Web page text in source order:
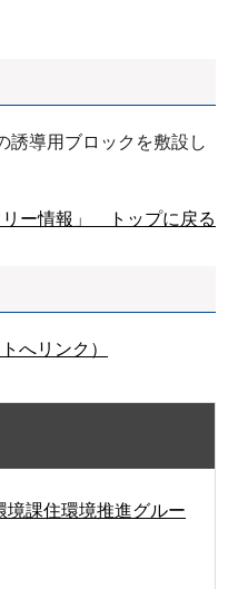
誘導用ブロックを敷設し
リー情報」 トップに戻る
へリンク）
境課住環境推進グルー